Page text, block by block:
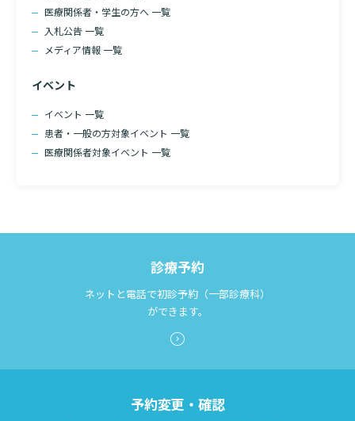
医療関係者・学生の方へ 一覧
入札公告 一覧
メディア情報 一覧
イベント
イベント 一覧
患者・一般の方対象イベント 一覧
医療関係者対象イベント 一覧
診療予約
ネットと電話で初診予約（一部診療科）
ができます。
予約変更・確認